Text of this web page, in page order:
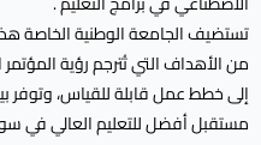
تستضيف الجامعة الوطنية الخاصة
من الأهداف التي تُترجم رؤية
إلى خطط عمل قابلة للقياس، وتوفر
مستقبل أفضل للتعليم العالي في